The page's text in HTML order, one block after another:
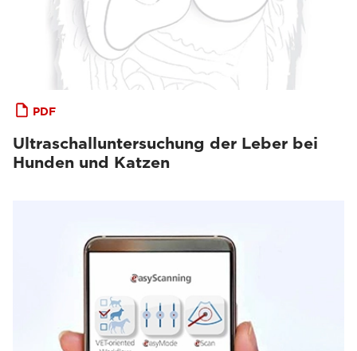
PDF
Ultraschalluntersuchung der Leber bei
Hunden und Katzen